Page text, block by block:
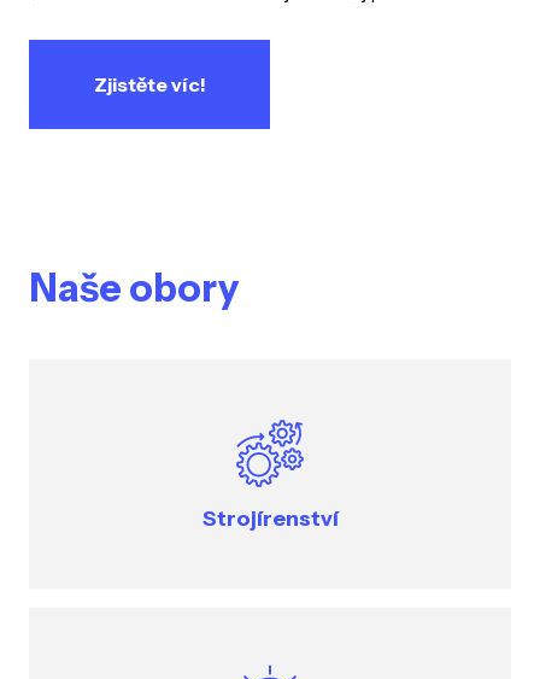
Zjistěte víc!
Naše obory
Strojírenství